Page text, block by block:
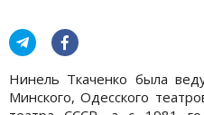
Нинель Ткаченко была
Минского, Одесского